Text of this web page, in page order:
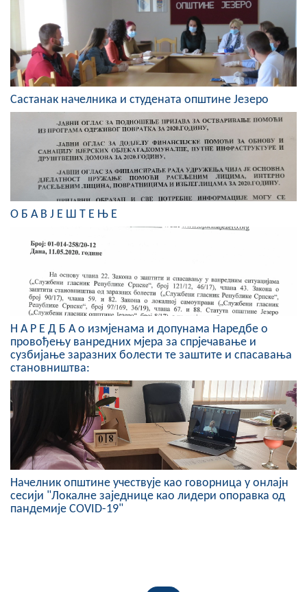
ФИНАНСИЈЕ
ПРИВРЕДА
Пољопривреда
Туризам
Спорт
ЦИВИЛНА ЗАШТИТА
КОНТАКТ
Састанак начелника и студената општине Језеро
О Б А В Ј Е Ш Т Е Њ Е
Н А Р Е Д Б А о измјенама и допунама Наредбе о
провођењу ванредних мјера за спрјечавање и
сузбијање заразних болести те заштите и спасавања
становништва:
Начелник општине учествује као говорница у онлајн
сесији "Локалне заједнице као лидери опоравка од
пандемије COVID-19"